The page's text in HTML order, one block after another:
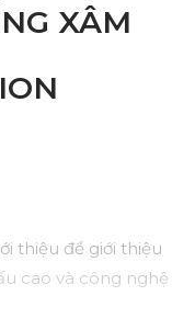
XÂM
thiệu để giới thiệu
cao và công nghệ